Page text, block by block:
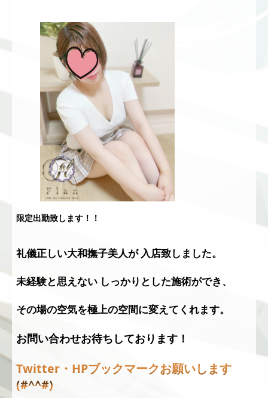
限定出勤致します！！
礼儀正しい大和撫子美人が 入店致しました。
未経験と思えない しっかりとした施術ができ、
その場の空気を極上の空間に変えてくれます。
お問い合わせお待ちしております！
Twitter・HPブックマークお願いします
(#^^#)